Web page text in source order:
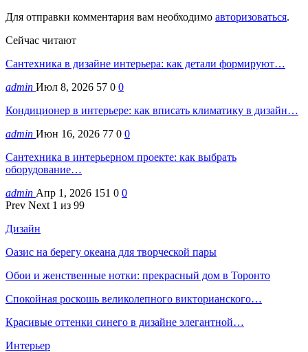
Для отправки комментария вам необходимо авторизоваться.
Сейчас читают
Сантехника в дизайне интерьера: как детали формируют…
admin Июл 8, 2026 57 0 0
Кондиционер в интерьере: как вписать климатику в дизайн…
admin Июн 16, 2026 77 0 0
Сантехника в интерьерном проекте: как выбрать
оборудование…
admin Апр 1, 2026 151 0 0
Prev Next 1 из 99
Дизайн
Оазис на берегу океана для творческой пары
Обои и женственные нотки: прекрасный дом в Торонто
Спокойная роскошь великолепного викторианского…
Красивые оттенки синего в дизайне элегантной…
Интерьер